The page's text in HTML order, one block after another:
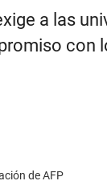
a las
con
de AFP